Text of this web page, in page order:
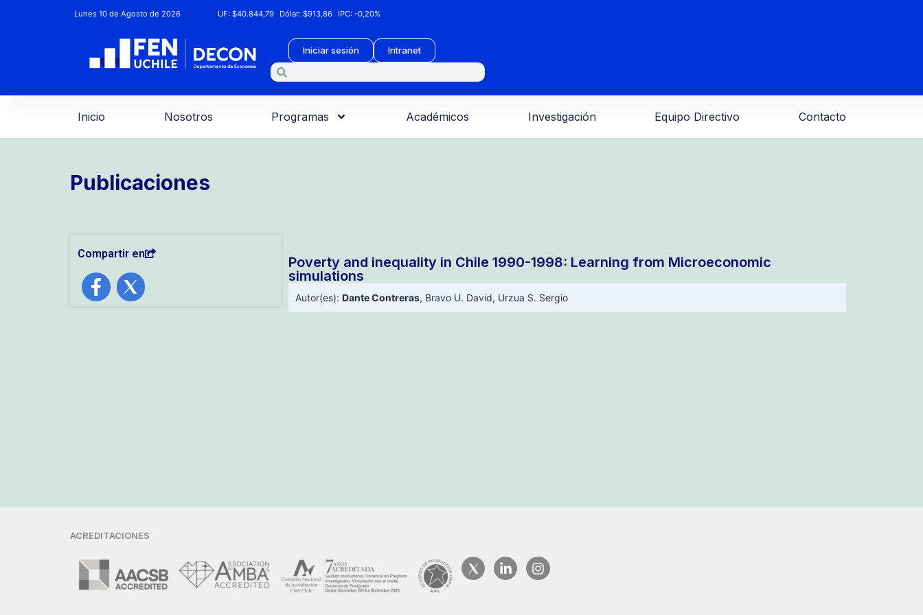
Lunes 10 de Agosto de 2026 UF:$40.844,79 Dólar:$913,86 IPC:-0,20%
Iniciar sesión Intranet
Inicio Nosotros Programas Académicos Investigación Equipo Directivo Contacto
Publicaciones
Compartir en
Poverty and inequality in Chile 1990-1998: Learning from Microeconomic
simulations
Autor(es): Dante Contreras, Bravo U. David, Urzua S. Sergio
ACREDITACIONES